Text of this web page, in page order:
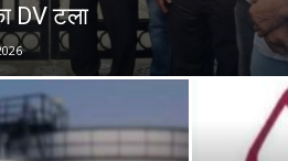
DV टला